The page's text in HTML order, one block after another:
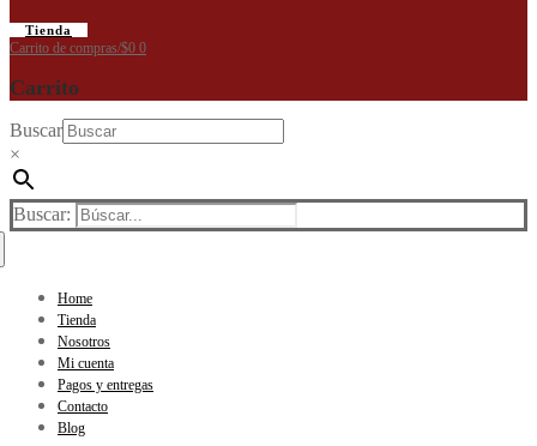
Tienda
Carrito de compras/$0 0
Carrito
Buscar
×
Buscar:
Home
Tienda
Nosotros
Mi cuenta
Pagos y entregas
Contacto
Blog